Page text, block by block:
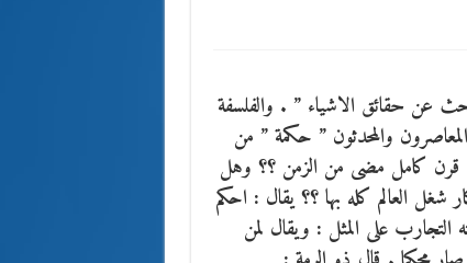
عن حقائق الاشياء ” . والفلسفة
والمحدثون ” حكمة ” من
قرن كامل مضى من الزمن ؟؟ وهل
شغل العالم كله بها ؟؟يقال : احكم
على المثل : ويقال لمن